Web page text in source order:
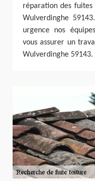
réparation des
Wulverdinghe
urgence nos
vous assurer un
Wulverdinghe 59143.